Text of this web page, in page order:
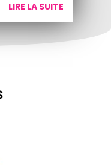
LIRE LA SUITE